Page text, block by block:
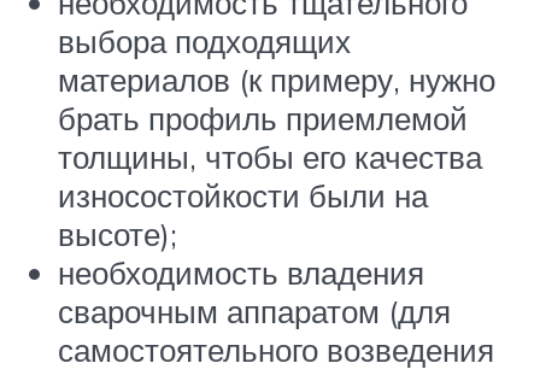
выбора подходящих
материалов (к примеру, нужно
брать профиль приемлемой
толщины, чтобы его качества
износостойкости были на
высоте);
необходимость владения
сварочным аппаратом (для
самостоятельного возведения